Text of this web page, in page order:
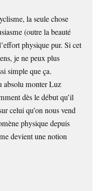
la seule chose
(outre la beauté
physique pur. Si cet
je ne peux plus
simple que ça.
absolu monter Luz
dès le début qu’il
celui qu’on nous vend
physique depuis
devient une notion